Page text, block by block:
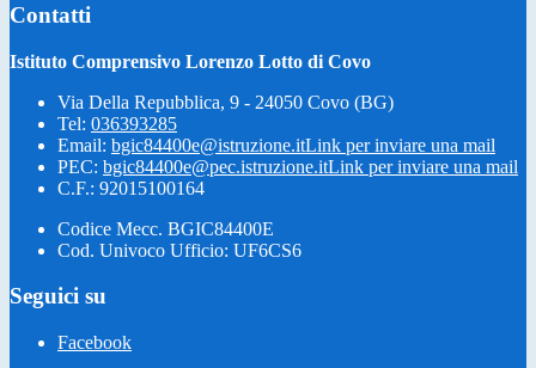
Contatti
Istituto Comprensivo Lorenzo Lotto di Covo
Via Della Repubblica, 9 - 24050 Covo (BG)
Tel: 036393285
Email: bgic84400e@istruzione.itLink per inviare una mail
PEC: bgic84400e@pec.istruzione.itLink per inviare una mail
C.F.: 92015100164
Codice Mecc. BGIC84400E
Cod. Univoco Ufficio: UF6CS6
Seguici su
Facebook